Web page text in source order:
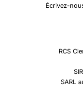
Écrivez-
RCS
SARL